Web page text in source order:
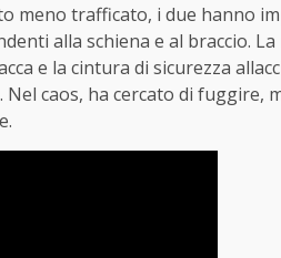
meno trafficato, i due hanno
alla schiena e al braccio.
e la cintura di sicurezza
caos, ha cercato di fuggire,